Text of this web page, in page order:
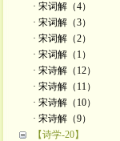
· 宋词解（4）
· 宋词解（3）
· 宋词解（2）
· 宋词解（1）
· 宋诗解（12）
· 宋诗解（11）
· 宋诗解（10）
· 宋诗解（9）
【诗学-20】